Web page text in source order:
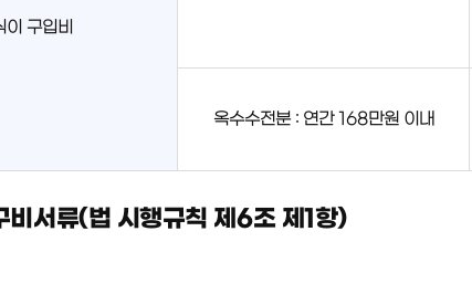
구입비
옥수수전분 : 연간 168만원 이내
비서류(법 시행규칙 제6조 제1항)